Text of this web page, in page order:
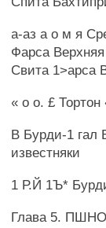
а-аз а о м я
Фарса
Свита 1>арса
« о о. £ Тортон
В Бурди-1 гал
известняки
1 Р.Й 1Ъ*
Глава 5.